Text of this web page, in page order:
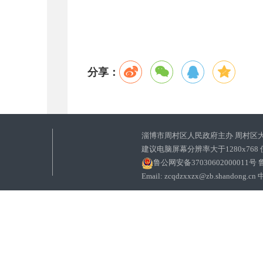
分享：
淄博市周村区人民政府主办 周村区
建议电脑屏幕分辨率大于1280x768
鲁公网安备37030602000011号
Email: zcqdzxxzx@zb.shandong.cn